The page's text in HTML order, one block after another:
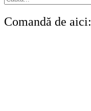
Comandă de aici: